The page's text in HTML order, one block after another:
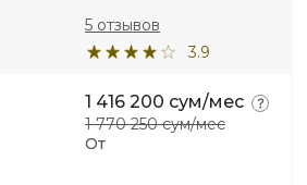
3.9
5 отзывов
От
1 416 200 сум/мес
1 770 250 сум/мес